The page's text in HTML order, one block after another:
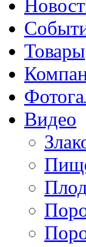
Товары
Видео